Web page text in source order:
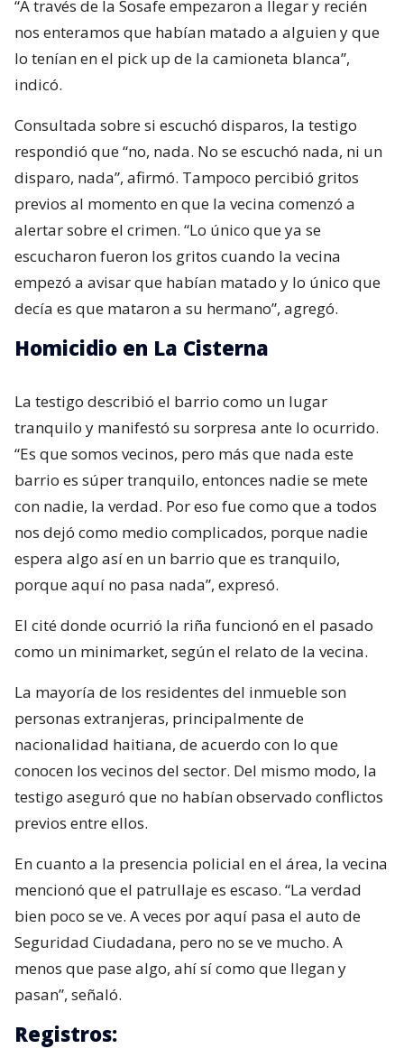
“A través de la Sosafe empezaron a llegar y recién
nos enteramos que habían matado a alguien y que
lo tenían en el pick up de la camioneta blanca”,
indicó.
Consultada sobre si escuchó disparos, la testigo
respondió que “no, nada. No se escuchó nada, ni un
disparo, nada”, afirmó. Tampoco percibió gritos
previos al momento en que la vecina comenzó a
alertar sobre el crimen. “Lo único que ya se
escucharon fueron los gritos cuando la vecina
empezó a avisar que habían matado y lo único que
decía es que mataron a su hermano”, agregó.
Homicidio en La Cisterna
La testigo describió el barrio como un lugar
tranquilo y manifestó su sorpresa ante lo ocurrido.
“Es que somos vecinos, pero más que nada este
barrio es súper tranquilo, entonces nadie se mete
con nadie, la verdad. Por eso fue como que a todos
nos dejó como medio complicados, porque nadie
espera algo así en un barrio que es tranquilo,
porque aquí no pasa nada”, expresó.
El cité donde ocurrió la riña funcionó en el pasado
como un minimarket, según el relato de la vecina.
La mayoría de los residentes del inmueble son
personas extranjeras, principalmente de
nacionalidad haitiana, de acuerdo con lo que
conocen los vecinos del sector. Del mismo modo, la
testigo aseguró que no habían observado conflictos
previos entre ellos.
En cuanto a la presencia policial en el área, la vecina
mencionó que el patrullaje es escaso. “La verdad
bien poco se ve. A veces por aquí pasa el auto de
Seguridad Ciudadana, pero no se ve mucho. A
menos que pase algo, ahí sí como que llegan y
pasan”, señaló.
Registros: